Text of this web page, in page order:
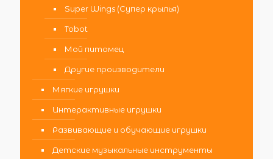
Super Wings (Супер крылья)
Tobot
Мой питомец
Другие производители
Мягкие игрушки
Интерактивные игрушки
Развивающие и обучающие игрушки
Детские музыкальные инструменты